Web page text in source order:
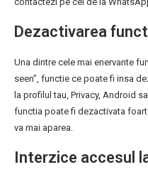
Dezactivarea
Una dintre cele mai enervante
seen”, functie ce poate fi insa
la profilul tau, Privacy, Android
functia poate fi dezactivata
va mai aparea.
Interzice accesul